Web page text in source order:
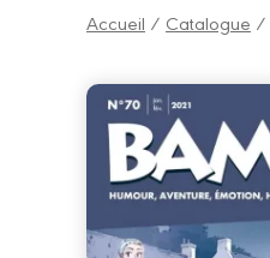
Accueil / Catalogue /